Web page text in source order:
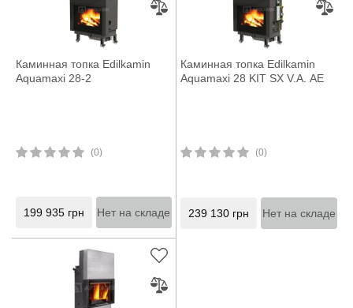
Каминная топка Edilkamin
Aquamaxi 28-2
(0)
199 935 грн Нет на складе
Каминная топка Edilkamin
Aquamaxi 28 KIT SX V.A. AE
(0)
239 130 грн Нет на складе